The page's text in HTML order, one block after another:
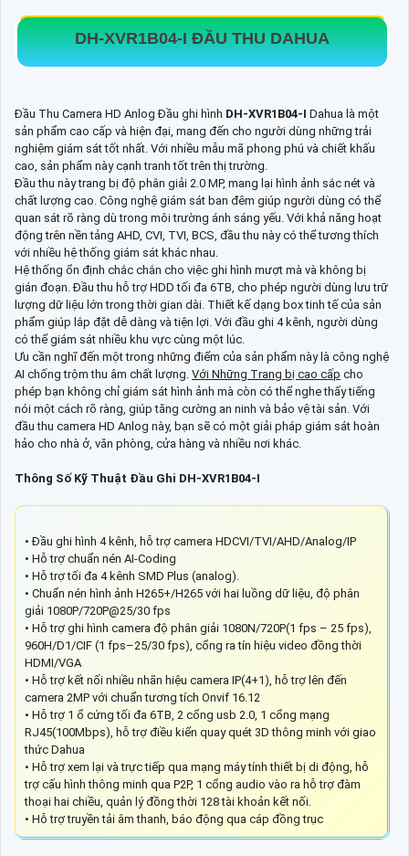
DH-XVR1B04-IĐẦU THU DAHUA
Đầu Thu Camera HD Anlog Đầu ghi hình DH-XVR1B04-I Dahua là một
sản phẩm cao cấp và hiện đại, mang đến cho người dùng những trải
nghiệm giám sát tốt nhất. Với nhiều mẫu mã phong phú và chiết khấu
cao, sản phẩm này cạnh tranh tốt trên thị trường.
Đầu thu này trang bị độ phân giải 2.0 MP, mang lại hình ảnh sắc nét và
chất lượng cao. Công nghệ giám sát ban đêm giúp người dùng có thể
quan sát rõ ràng dù trong môi trường ánh sáng yếu. Với khả năng hoạt
động trên nền tảng AHD, CVI, TVI, BCS, đầu thu này có thể tương thích
với nhiều hệ thống giám sát khác nhau.
Hệ thống ổn định chắc chắn cho việc ghi hình mượt mà và không bị
gián đoạn. Đầu thu hỗ trợ HDD tối đa 6TB, cho phép người dùng lưu trữ
lượng dữ liệu lớn trong thời gian dài. Thiết kế dạng box tinh tế của sản
phẩm giúp lắp đặt dễ dàng và tiện lợi. Với đầu ghi 4 kênh, người dùng
có thể giám sát nhiều khu vực cùng một lúc.
Ưu cần nghĩ đến một trong những điểm của sản phẩm này là công nghệ
AI chống trộm thu âm chất lượng. Với Những Trang bị cao cấp cho
phép bạn không chỉ giám sát hình ảnh mà còn có thể nghe thấy tiếng
nói một cách rõ ràng, giúp tăng cường an ninh và bảo vệ tài sản. Với
đầu thu camera HD Anlog này, bạn sẽ có một giải pháp giám sát hoàn
hảo cho nhà ở, văn phòng, cửa hàng và nhiều nơi khác.
Thông Số Kỹ Thuật Đầu Ghi DH-XVR1B04-I
• Đầu ghi hình 4 kênh, hỗ trợ camera HDCVI/TVI/AHD/Analog/IP
• Hỗ trợ chuẩn nén AI-Coding
• Hỗ trợ tối đa 4 kênh SMD Plus (analog).
• Chuẩn nén hình ảnh H265+/H265 với hai luồng dữ liệu, độ phân
giải 1080P/720P@25/30 fps
• Hỗ trợ ghi hình camera độ phân giải 1080N/720P(1 fps – 25 fps),
960H/D1/CIF (1 fps–25/30 fps), cổng ra tín hiệu video đồng thời
HDMI/VGA
• Hỗ trợ kết nối nhiều nhãn hiệu camera IP(4+1), hỗ trợ lên đến
camera 2MP với chuẩn tương tích Onvif 16.12
• Hỗ trợ 1 ổ cứng tối đa 6TB, 2 cổng usb 2.0, 1 cổng mạng
RJ45(100Mbps), hỗ trợ điều kiển quay quét 3D thông minh với giao
thức Dahua
• Hỗ trợ xem lại và trực tiếp qua mạng máy tính thiết bị di động, hỗ
trợ cấu hình thông minh qua P2P, 1 cổng audio vào ra hỗ trợ đàm
thoại hai chiều, quản lý đồng thời 128 tài khoản kết nối.
• Hỗ trợ truyền tải âm thanh, báo động qua cáp đồng trục